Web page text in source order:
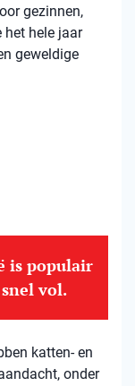
gezinnen,
het hele jaar
geweldige
is populair
vol.
katten- en
onder